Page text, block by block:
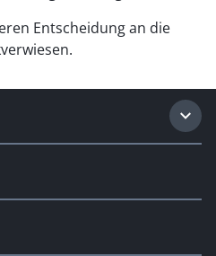
Entscheidung an die